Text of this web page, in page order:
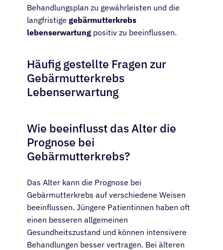
Behandlungsplan zu gewährleisten und die
langfristige gebärmutterkrebs
lebenserwartung positiv zu beeinflussen.
Häufig gestellte Fragen zur
Gebärmutterkrebs
Lebenserwartung
Wie beeinflusst das Alter die
Prognose bei
Gebärmutterkrebs?
Das Alter kann die Prognose bei
Gebärmutterkrebs auf verschiedene Weisen
beeinflussen. Jüngere Patientinnen haben oft
einen besseren allgemeinen
Gesundheitszustand und können intensivere
Behandlungen besser vertragen. Bei älteren